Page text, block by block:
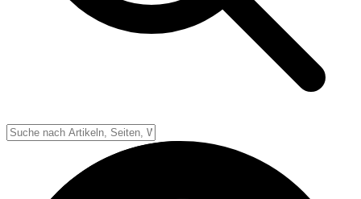
Football Regeln
Punkte & Scoring
Strafen & Fouls